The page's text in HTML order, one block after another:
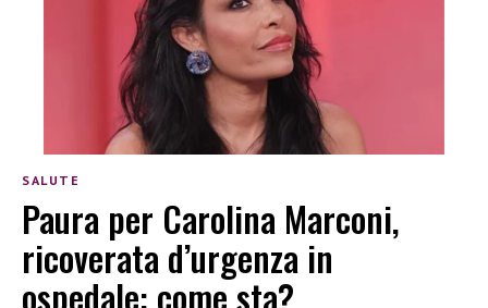
SALUTE
Paura per Carolina Marconi,
ricoverata d’urgenza in
ospedale: come sta?